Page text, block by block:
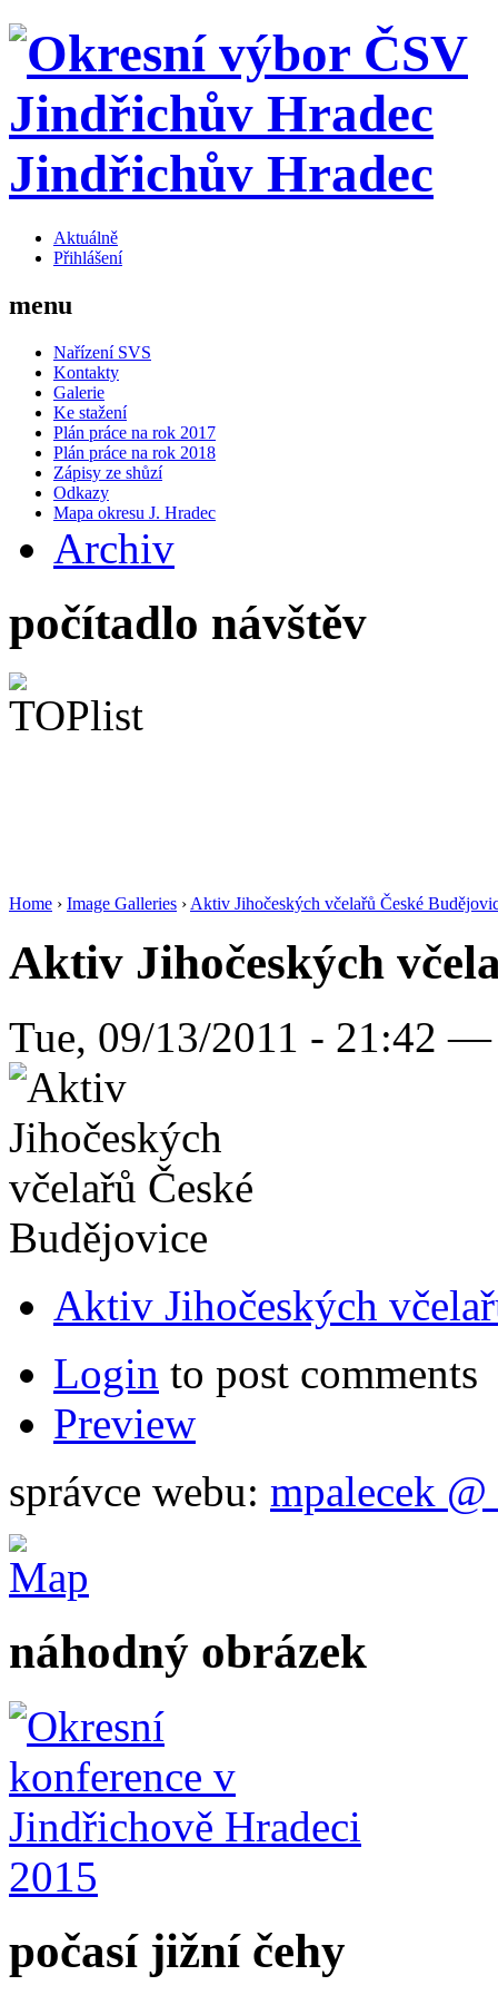
Jindřichův Hradec
Aktuálně
Přihlášení
menu
Nařízení SVS
Kontakty
Galerie
Ke stažení
Plán práce na rok 2017
Plán práce na rok 2018
Zápisy ze shůzí
Odkazy
Mapa okresu J. Hradec
Archiv
počítadlo návštěv
Home › Image Galleries › Aktiv Jihočeských včelařů České
Aktiv Jihočeských
Tue, 09/13/2011 - 21:42
Aktiv Jihočeských
Login to post comments
Preview
správce webu: mpalecek @
náhodný obrázek
počasí jižní čehy